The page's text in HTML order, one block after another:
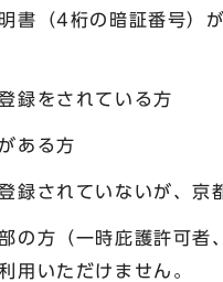
書（4桁の暗証番号）
録をされている方
ある方
録されていないが、京
方（一時庇護許可者
用いただけません。